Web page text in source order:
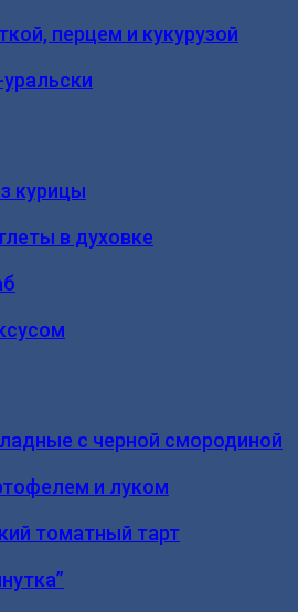
перцем и кукурузой
курицы
в духовке
с черной смородиной
и луком
томатный тарт